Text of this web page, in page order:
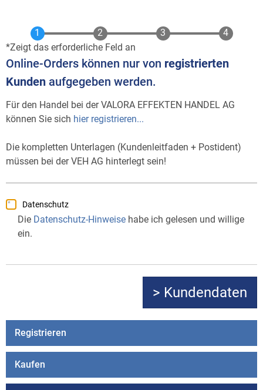
Zeigt das erforderliche Feld an
Online-Orders können nur von registrierten
Kunden aufgegeben werden.
Für den Handel bei der VALORA EFFEKTEN HANDEL AG
können Sie sich hier registrieren...
Die kompletten Unterlagen (Kundenleitfaden + Postident)
müssen bei der VEH AG hinterlegt sein!
Datenschutz
Die Datenschutz-Hinweise habe ich gelesen und willige
ein.
Registrieren
Kaufen